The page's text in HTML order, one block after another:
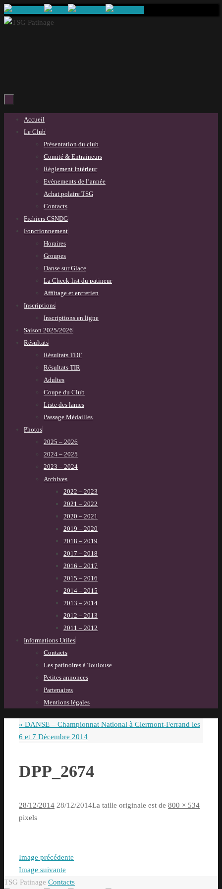
Passer
au
Passer
Accueil
Le Club
Présentation du club
Comité & Entraineurs
Règlement Intérieur
Evènements de l’année
Achat polaire TSG
Contacts
Fichiers CSNDG
Fonctionnement
Horaires
Groupes
Danse sur Glace
La Check-list du patineur
Affûtage et entretien
Inscriptions
Inscriptions en ligne
Saison 2025/2026
Résultats
Résultats TDF
Résultats TIR
Adultes
Coupe du Club
Liste des lames
Passage Médailles
Photos
2025 – 2026
2024 – 2025
2023 – 2024
Archives
2022 – 2023
2021 – 2022
2020 – 2021
2019 – 2020
2018 – 2019
2017 – 2018
2016 – 2017
2015 – 2016
2014 – 2015
2013 – 2014
2012 – 2013
2011 – 2012
Informations Utiles
Contacts
Les patinoires à Toulouse
Petites annonces
Partenaires
Mentions légales
« DANSE – Championnat National à Clermont-Ferrand les
6 et 7 Décembre 2014
DPP_2674
28/12/2014 28/12/2014La taille originale est de 800 × 534
pixels
Image précédente
Image suivante
TSG Patinage Contacts